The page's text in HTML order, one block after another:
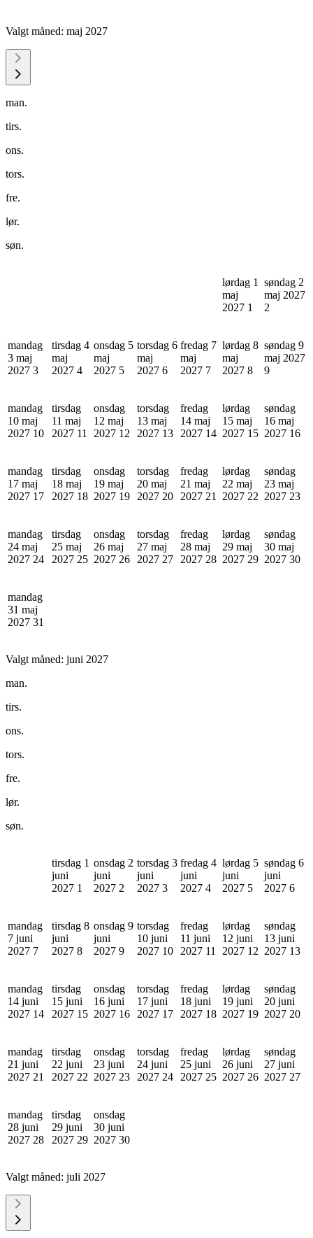
Valgt måned: maj 2027
man.
tirs.
ons.
tors.
fre.
lør.
søn.
lørdag 1
maj
2027 1
søndag 2
maj 2027
2
mandag
3 maj
2027 3
tirsdag 4
maj
2027 4
onsdag 5
maj
2027 5
torsdag 6
maj
2027 6
fredag 7
maj
2027 7
lørdag 8
maj
2027 8
søndag 9
maj 2027
9
mandag
10 maj
2027 10
tirsdag
11 maj
2027 11
onsdag
12 maj
2027 12
torsdag
13 maj
2027 13
fredag
14 maj
2027 14
lørdag
15 maj
2027 15
søndag
16 maj
2027 16
mandag
17 maj
2027 17
tirsdag
18 maj
2027 18
onsdag
19 maj
2027 19
torsdag
20 maj
2027 20
fredag
21 maj
2027 21
lørdag
22 maj
2027 22
søndag
23 maj
2027 23
mandag
24 maj
2027 24
tirsdag
25 maj
2027 25
onsdag
26 maj
2027 26
torsdag
27 maj
2027 27
fredag
28 maj
2027 28
lørdag
29 maj
2027 29
søndag
30 maj
2027 30
mandag
31 maj
2027 31
Valgt måned: juni 2027
man.
tirs.
ons.
tors.
fre.
lør.
søn.
tirsdag 1
juni
2027 1
onsdag 2
juni
2027 2
torsdag 3
juni
2027 3
fredag 4
juni
2027 4
lørdag 5
juni
2027 5
søndag 6
juni
2027 6
mandag
7 juni
2027 7
tirsdag 8
juni
2027 8
onsdag 9
juni
2027 9
torsdag
10 juni
2027 10
fredag
11 juni
2027 11
lørdag
12 juni
2027 12
søndag
13 juni
2027 13
mandag
14 juni
2027 14
tirsdag
15 juni
2027 15
onsdag
16 juni
2027 16
torsdag
17 juni
2027 17
fredag
18 juni
2027 18
lørdag
19 juni
2027 19
søndag
20 juni
2027 20
mandag
21 juni
2027 21
tirsdag
22 juni
2027 22
onsdag
23 juni
2027 23
torsdag
24 juni
2027 24
fredag
25 juni
2027 25
lørdag
26 juni
2027 26
søndag
27 juni
2027 27
mandag
28 juni
2027 28
tirsdag
29 juni
2027 29
onsdag
30 juni
2027 30
Valgt måned: juli 2027